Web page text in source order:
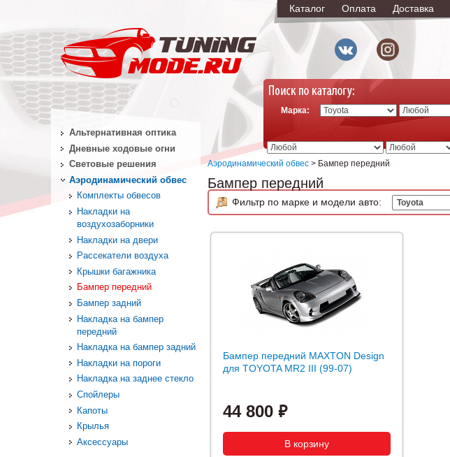
Каталог Оплата Доставка
Марка:
Аэродинамический обвес > Бампер передний
Бампер передний
Фильтр по марке и модели авто:
Бампер передний MAXTON Design
для TOYOTA MR2 III (99-07)
44 800
Альтернативная оптика
Дневные ходовые огни
Световые решения
Аэродинамический обвес
Комплекты обвесов
Накладки на
воздухозаборники
Накладки на двери
Рассекатели воздуха
Крышки багажника
Бампер передний
Бампер задний
Накладка на бампер
передний
Накладка на бампер задний
Накладки на пороги
Накладка на заднее стекло
Спойлеры
Капоты
Крылья
Аксессуары